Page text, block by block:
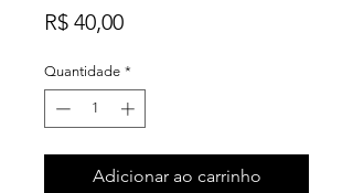
R$ 40,00Preço
Quantidade *
Adicionar ao carrinho